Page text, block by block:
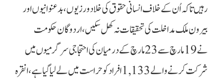
رہیں تاکہ اُن کے خلاف انسانی حقوق کی خلاد ورزیوں، بدعنوانیوں اور
بیرون ملک مداخلت کی تحقیقات نہ کھل سکیں، اردوگان حکومت
نے 19 مارچ سے 23 مارچ کے درمیان کی احتجاجی سرگرمیوں میں
شرکت کرنے والے 1,133 افراد کو حراست میں لے لیا گیا ہے، انقرہ